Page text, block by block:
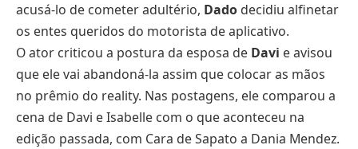
acusá-lo de cometer adultério, Dado decidiu alfinetar
os entes queridos do motorista de aplicativo.
O ator criticou a postura da esposa de Davi e avisou
que ele vai abandoná-la assim que colocar as mãos
no prêmio do reality. Nas postagens, ele comparou a
cena de Davi e Isabelle com o que aconteceu na
edição passada, com Cara de Sapato a Dania Mendez.